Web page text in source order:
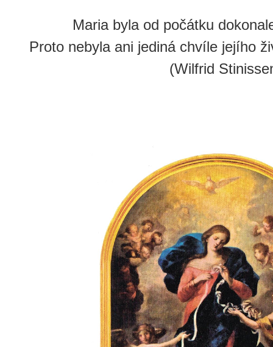
Maria byla od počátku
Proto nebyla ani jediná chvíle jejího
(Wilfrid